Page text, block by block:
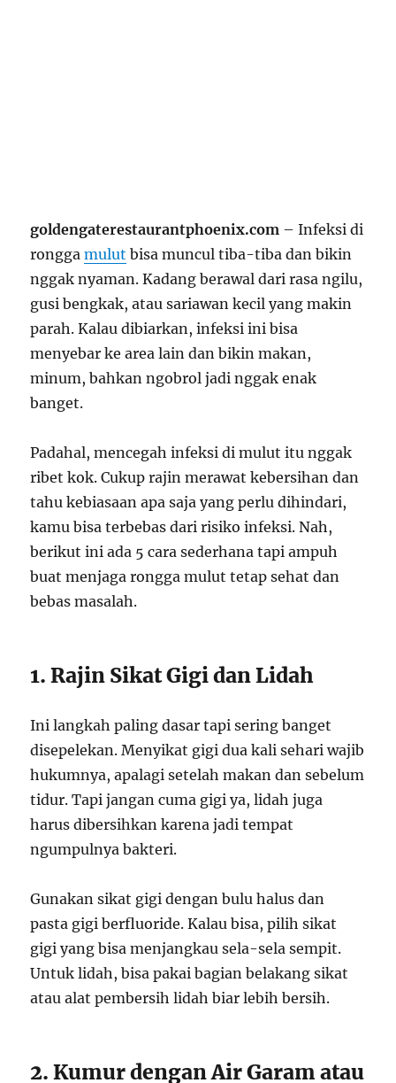
goldengaterestaurantphoenix.com – Infeksi di
ronggamulut bisa muncul tiba-tiba dan bikin
nggak nyaman. Kadang berawal dari rasa ngilu,
gusi bengkak, atau sariawan kecil yang makin
parah. Kalau dibiarkan, infeksi ini bisa
menyebar ke area lain dan bikin makan,
minum, bahkan ngobrol jadi nggak enak
banget.
Padahal, mencegah infeksi di mulut itu nggak
ribet kok. Cukup rajin merawat kebersihan dan
tahu kebiasaan apa saja yang perlu dihindari,
kamu bisa terbebas dari risiko infeksi. Nah,
berikut ini ada 5 cara sederhana tapi ampuh
buat menjaga rongga mulut tetap sehat dan
bebas masalah.
1. Rajin Sikat Gigi dan Lidah
Ini langkah paling dasar tapi sering banget
disepelekan. Menyikat gigi dua kali sehari wajib
hukumnya, apalagi setelah makan dan sebelum
tidur. Tapi jangan cuma gigi ya, lidah juga
harus dibersihkan karena jadi tempat
ngumpulnya bakteri.
Gunakan sikat gigi dengan bulu halus dan
pasta gigi berfluoride. Kalau bisa, pilih sikat
gigi yang bisa menjangkau sela-sela sempit.
Untuk lidah, bisa pakai bagian belakang sikat
atau alat pembersih lidah biar lebih bersih.
2. Kumur dengan Air Garam atau